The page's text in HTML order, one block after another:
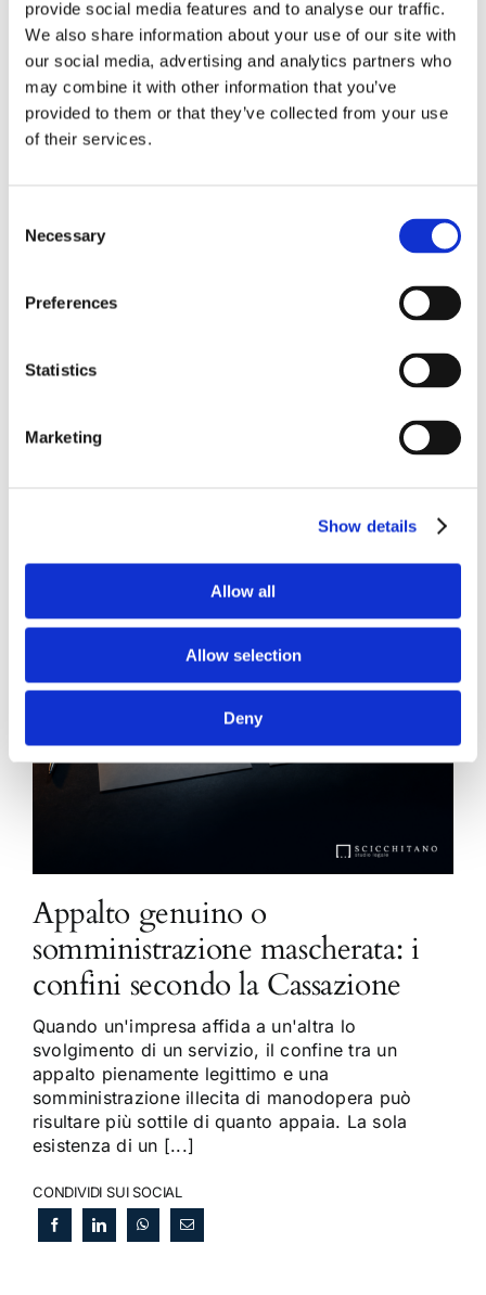
provide social media features and to analyse our traffic.
We also share information about your use of our site with
our social media, advertising and analytics partners who
may combine it with other information that you’ve
provided to them or that they’ve collected from your use
of their services.
Selection
Necessary
Preferences
Statistics
Marketing
Show details
Allow all
Allow selection
Deny
Corte di Cassazione offre l'occasione per tornare
su un tema di grande rilievo teorico e pratico
nell'ambito delle obbligazioni solidali passive: il
rapporto tra l'azione di [...]
CONDIVIDI SUI SOCIAL
21 Luglio 2026
Appalto genuino o
somministrazione mascherata: i
confini secondo la Cassazione
Quando un'impresa affida a un'altra lo
svolgimento di un servizio, il confine tra un
appalto pienamente legittimo e una
somministrazione illecita di manodopera può
risultare più sottile di quanto appaia. La sola
esistenza di un [...]
CONDIVIDI SUI SOCIAL